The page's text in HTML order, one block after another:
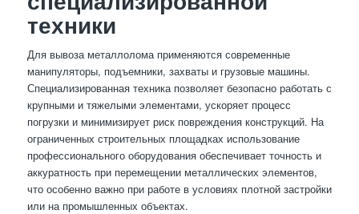
техники
Для вывоза металлолома применяются современные
манипуляторы, подъемники, захваты и грузовые машины.
Специализированная техника позволяет безопасно работать с
крупными и тяжелыми элементами, ускоряет процесс
погрузки и минимизирует риск повреждения конструкций. На
ограниченных строительных площадках использование
профессионального оборудования обеспечивает точность и
аккуратность при перемещении металлических элементов,
что особенно важно при работе в условиях плотной застройки
или на промышленных объектах.